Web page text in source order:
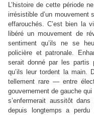
L’histoire de cette période
irrésistible d’un
effarouchés. C’est bien la
libéré un mouvement de
sentiment qu’ils ne se
policière et patronale.
serait donné par les partis
qu’ils leur tordent la main.
tellement rare — entre
gouvernement de gauche
s’enfermerait aussitôt
depuis longtemps a